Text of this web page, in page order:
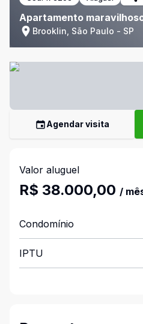
Apartamento
Brooklin, São Paulo - SP
Agendar visita
Valor aluguel
R$ 38.000,00 /
Condomínio
IPTU